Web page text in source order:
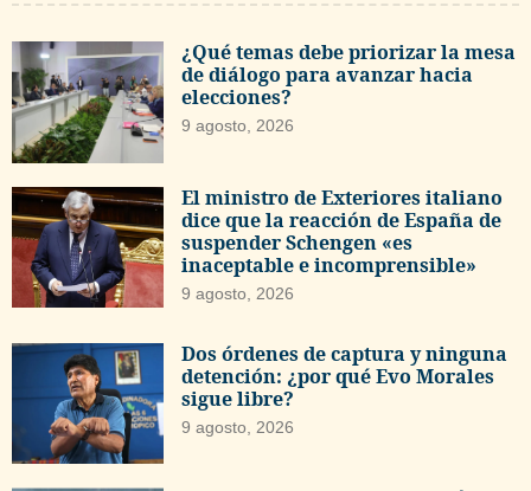
¿Qué temas debe priorizar la mesa
de diálogo para avanzar hacia
elecciones?
9 agosto, 2026
El ministro de Exteriores italiano
dice que la reacción de España de
suspender Schengen «es
inaceptable e incomprensible»
9 agosto, 2026
Dos órdenes de captura y ninguna
detención: ¿por qué Evo Morales
sigue libre?
9 agosto, 2026